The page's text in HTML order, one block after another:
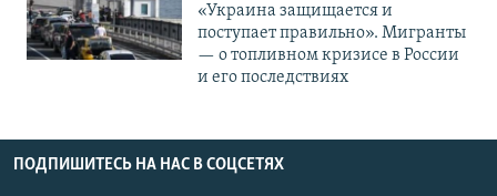
«Украина защищается и
поступает правильно». Мигранты
— о топливном кризисе в России
и его последствиях
ПОДПИШИТЕСЬ НА НАС В СОЦСЕТЯХ